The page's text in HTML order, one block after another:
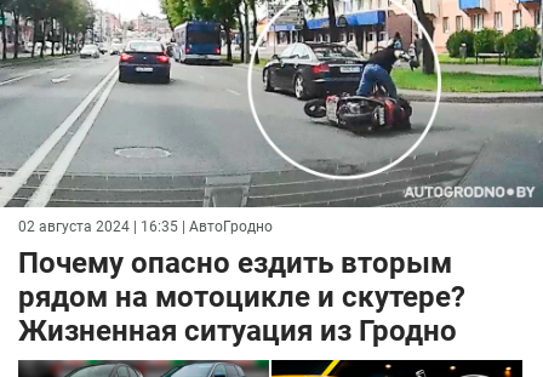
02 августа 2024 | 16:35 | АвтоГродно
Почему опасно ездить вторым
рядом на мотоцикле и скутере?
Жизненная ситуация из Гродно